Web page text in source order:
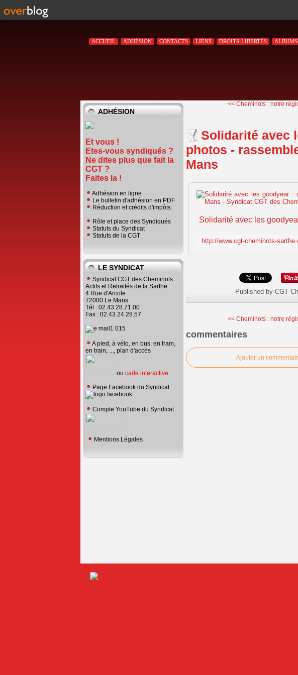
ACCUEIL ADHÉSION CONTACTS LIENS DROITS-LIBERTÉS ALBUMS
ADHÉSION
Et vous !
Etes-vous syndiqués ?
Ne dites plus que fait la
CGT ?
Faites la !
Adhésion en ligne
Le bulletin d'adhésion en PDF
Réduction et crédits d'impôts
Rôle et place des Syndiqués
Statuts du Syndicat
Statuts de la CGT
LE SYNDICAT
Syndicat CGT des Cheminots
Actifs et Retraités de la Sarthe
4 Rue d'Arcole
72000 Le Mans
Tél : 02.43.28.71.00
Fax : 02.43.24.28.57
A pied, à vélo, en bus, en tram,
en train, ..., plan d'accès
ou carte interactive
Page Facebook du Syndicat
Compte YouTube du Syndicat
Mentions Légales
<< Cheminots : notre
Solidarité avec
photos -
Mans
Published by CGT
<< Cheminots : notre
commentaires
Ajouter un